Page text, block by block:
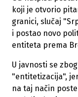
koji je otvorio
granici, slučaj
i postao novo
entiteta prema
U javnosti se
"entitetizacija",
na taj način